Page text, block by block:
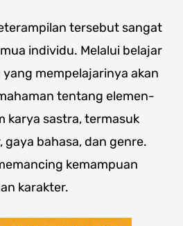
tersebut sangat
individu. Melalui belajar
mempelajarinya akan
tentang elemen-
karya sastra, termasuk
gaya bahasa, dan genre.
kemampuan
karakter.